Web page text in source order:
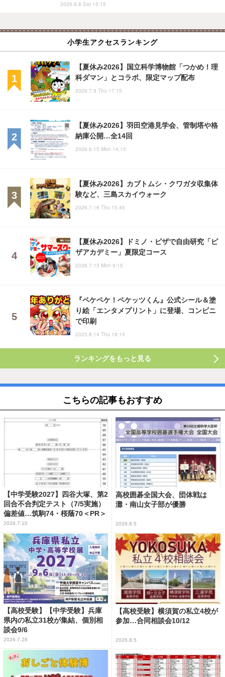
2026.8.8 Sat 15:15
小学生アクセスランキング
【夏休み2026】国立科学博物館「つかめ！理
科ダマン」とコラボ、限定マップ配布
2026.7.9 Thu 17:15
【夏休み2026】羽田空港見学会、管制塔や格
納庫公開…全14回
2026.6.15 Mon 14:15
【夏休み2026】カブトムシ・クワガタ収集体
験など、三島スカイウォーク
2026.7.16 Thu 15:45
【夏休み2026】ドミノ・ピザで自由研究「ピ
ザアカデミー」夏限定コース
2026.7.13 Mon 9:15
『ペケペケ！ペケッツくん』公式シール＆塗
り絵「エンタメプリント」に登場、コンビニ
で印刷
2025.8.14 Thu 18:15
ランキングをもっと見る
こちらの記事もおすすめ
【中学受験2027】四谷大塚、第2
回合不合判定テスト（7/5実施）
偏差値…筑駒74・桜蔭70＜PR＞
2026.7.10
高校囲碁全国大会、団体戦は
灘・南山女子部が優勝
2026.8.5
【高校受験】【中学受験】兵庫
県内の私立31校が集結、個別相
談会9/6
2026.7.28
【高校受験】横須賀の私立4校が
参加…合同相談会10/12
2026.8.5